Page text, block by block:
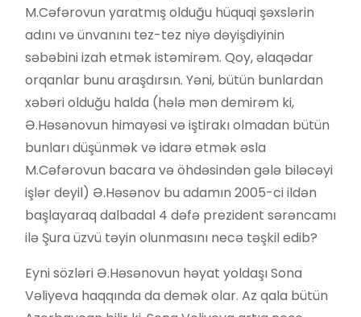
M.Cəfərovun yaratmış olduğu hüquqi şəxslərin
adını və ünvanını tez-tez niyə dəyişdiyinin
səbəbini izah etmək istəmirəm. Qoy, əlaqədar
orqanlar bunu araşdırsın. Yəni, bütün bunlardan
xəbəri olduğu halda (hələ mən demirəm ki,
Ə.Həsənovun himayəsi və iştirakı olmadan bütün
bunları düşünmək və idarə etmək əsla
M.Cəfərovun bacara və öhdəsindən gələ biləcəyi
işlər deyil) Ə.Həsənov bu adamın 2005-ci ildən
başlayaraq dalbadal 4 dəfə prezident sərəncamı
ilə Şura üzvü təyin olunmasını necə təşkil edib?
Eyni sözləri Ə.Həsənovun həyat yoldaşı Sona
Vəliyeva haqqında da demək olar. Az qala bütün